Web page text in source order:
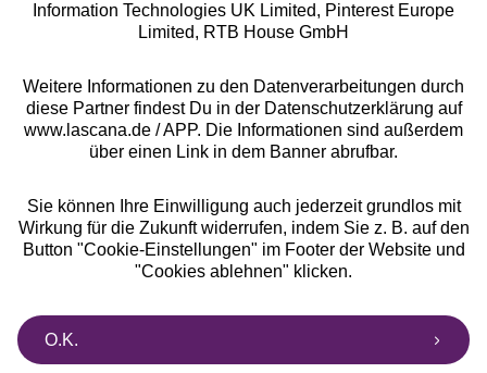
** Bonität vorausgesetzt, berechtigt zur Bonitätsprüfung
Information Technologies UK Limited, Pinterest Europe
Limited, RTB House GmbH
Weitere Informationen zu den Datenverarbeitungen durch
diese Partner findest Du in der Datenschutzerklärung auf
www.lascana.de / APP. Die Informationen sind außerdem
über einen Link in dem Banner abrufbar.
Sie können Ihre Einwilligung auch jederzeit grundlos mit
Wirkung für die Zukunft widerrufen, indem Sie z. B. auf den
Button "Cookie-Einstellungen" im Footer der Website und
"Cookies ablehnen" klicken.
O.K.